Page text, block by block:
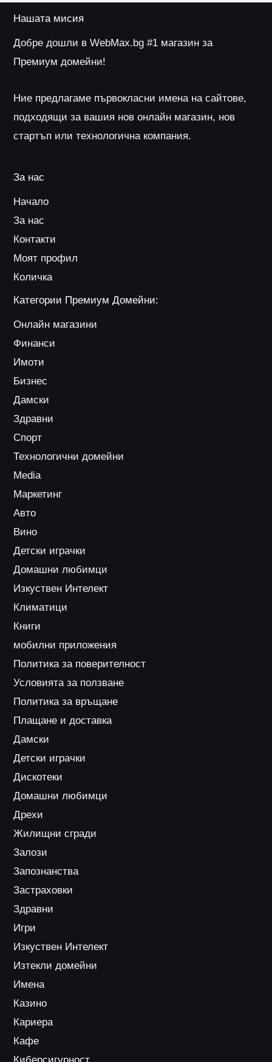
Нашата мисия
Добре дошли в WebMax.bg #1 магазин за
Премиум домейни!
Ние предлагаме първокласни имена на сайтове,
подходящи за вашия нов онлайн магазин, нов
стартъп или технологична компания.
За нас
Начало
За нас
Контакти
Моят профил
Количка
Категории Премиум Домейни:
Онлайн магазини
Финанси
Имоти
Бизнес
Дамски
Здравни
Спорт
Технологични домейни
Media
Маркетинг
Авто
Вино
Детски играчки
Домашни любимци
Изкуствен Интелект
Климатици
Книги
мобилни приложения
Политика за поверителност
Условията за ползване
Политика за връщане
Плащане и доставка
Дамски
Детски играчки
Дискотеки
Домашни любимци
Дрехи
Жилищни сгради
Залози
Запознанства
Застраховки
Здравни
Игри
Изкуствен Интелект
Изтекли домейни
Имена
Казино
Кариера
Кафе